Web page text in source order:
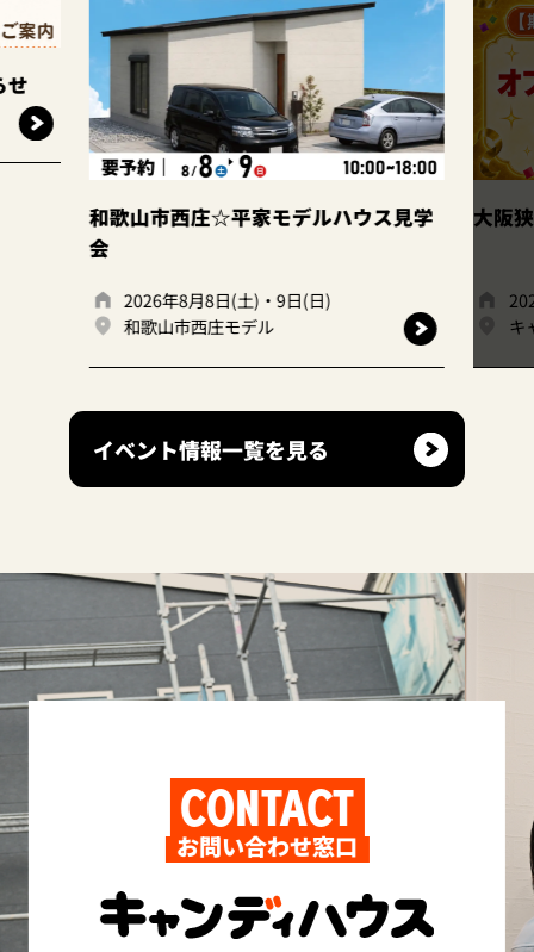
家モデルハウス見学
)・9日(日)
大阪狭山店｜ファイナルフェア
2026年7月1日(火)、7月31日(金)
キャンディハウス大阪狭山店
このイベントは
終了しました
イベント情報一覧を見る
CONTACT
お問い合わせ窓口